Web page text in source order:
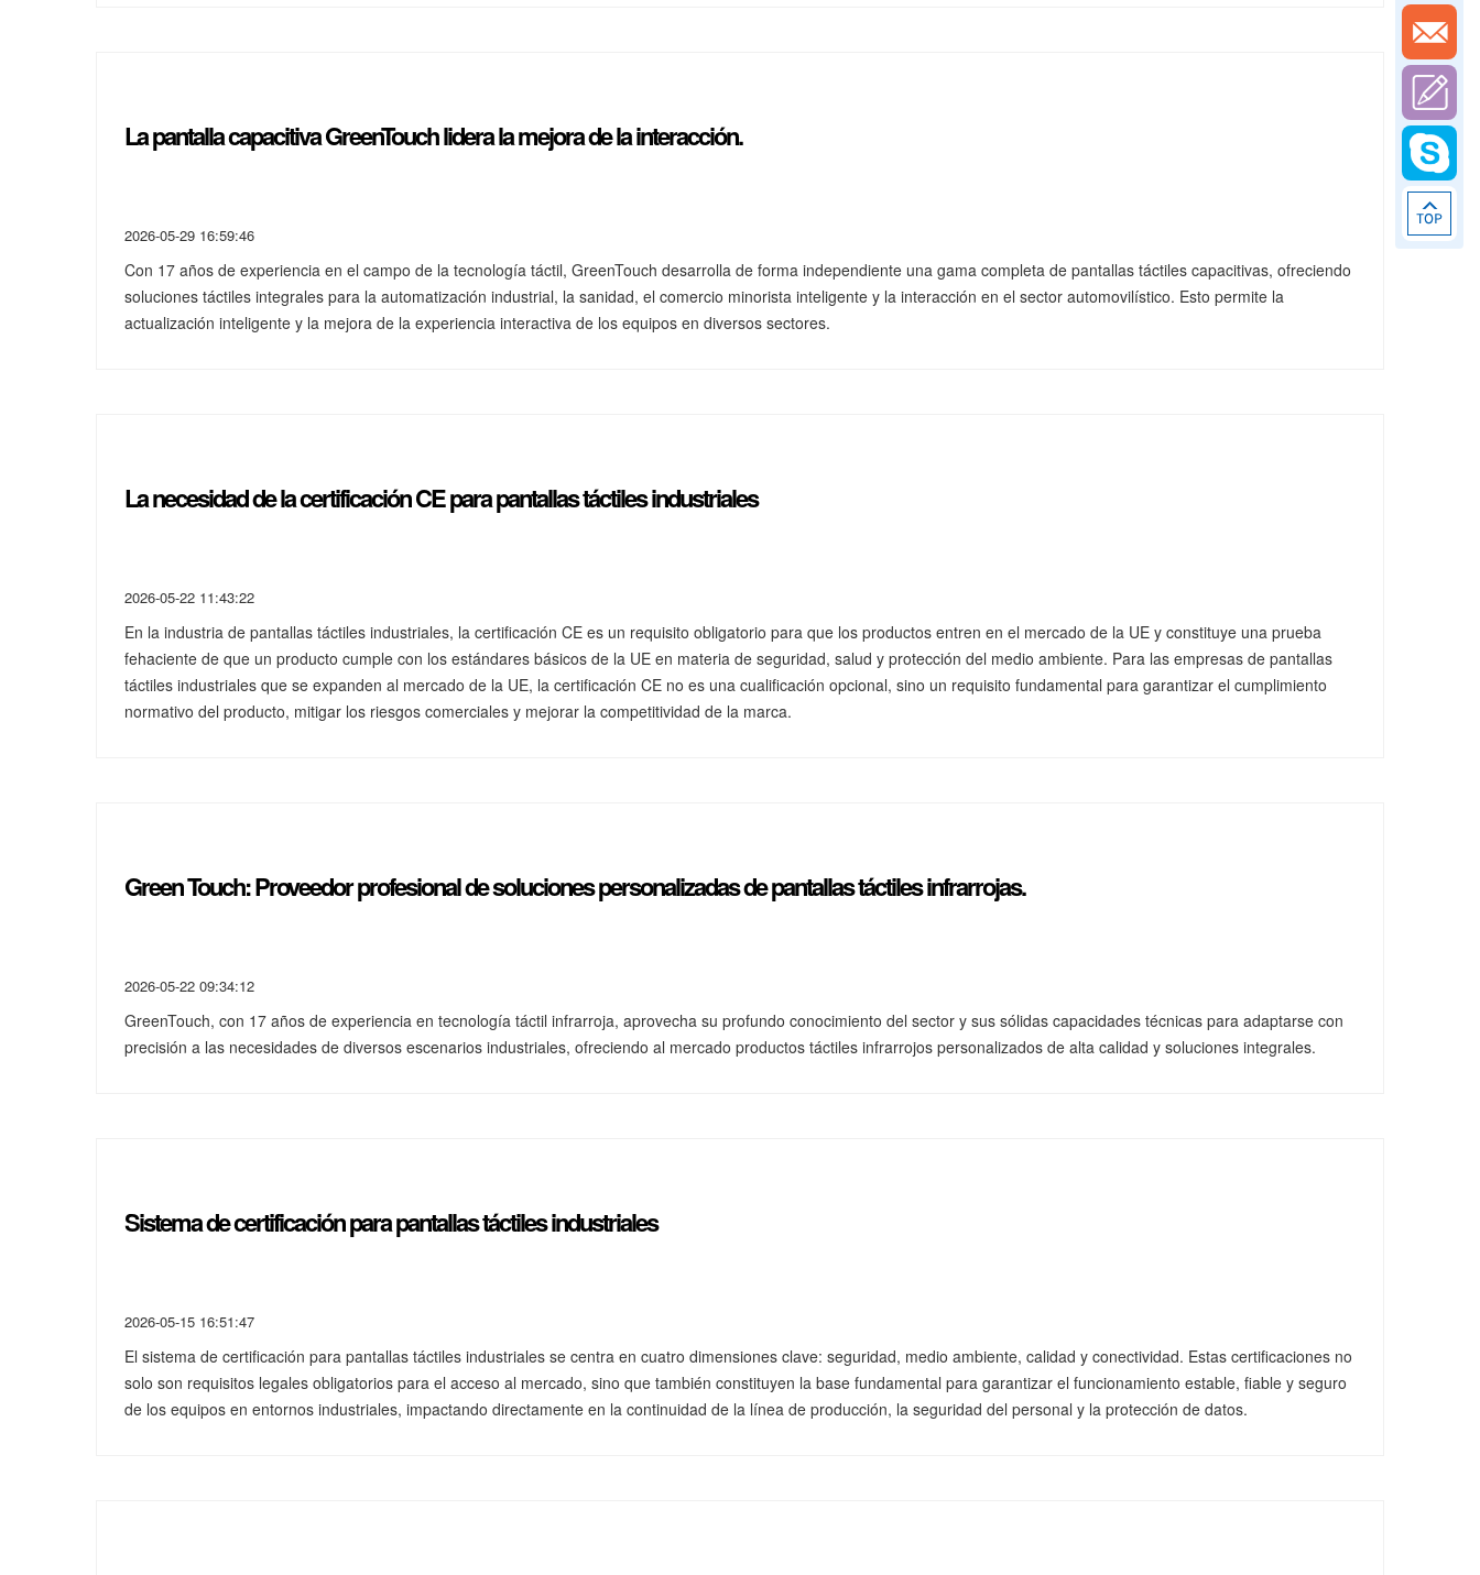
La pantalla capacitiva GreenTouch lidera la mejora de la interacción.
2026-05-29 16:59:46
Con 17 años de experiencia en el campo de la tecnología táctil, GreenTouch desarrolla de forma independiente una gama completa de pantallas táctiles capacitivas, ofreciendo
soluciones táctiles integrales para la automatización industrial, la sanidad, el comercio minorista inteligente y la interacción en el sector automovilístico. Esto permite la
actualización inteligente y la mejora de la experiencia interactiva de los equipos en diversos sectores.
La necesidad de la certificación CE para pantallas táctiles industriales
2026-05-22 11:43:22
En la industria de pantallas táctiles industriales, la certificación CE es un requisito obligatorio para que los productos entren en el mercado de la UE y constituye una prueba
fehaciente de que un producto cumple con los estándares básicos de la UE en materia de seguridad, salud y protección del medio ambiente. Para las empresas de pantallas
táctiles industriales que se expanden al mercado de la UE, la certificación CE no es una cualificación opcional, sino un requisito fundamental para garantizar el cumplimiento
normativo del producto, mitigar los riesgos comerciales y mejorar la competitividad de la marca.
Green Touch: Proveedor profesional de soluciones personalizadas de pantallas táctiles infrarrojas.
2026-05-22 09:34:12
GreenTouch, con 17 años de experiencia en tecnología táctil infrarroja, aprovecha su profundo conocimiento del sector y sus sólidas capacidades técnicas para adaptarse con
precisión a las necesidades de diversos escenarios industriales, ofreciendo al mercado productos táctiles infrarrojos personalizados de alta calidad y soluciones integrales.
Sistema de certificación para pantallas táctiles industriales
2026-05-15 16:51:47
El sistema de certificación para pantallas táctiles industriales se centra en cuatro dimensiones clave: seguridad, medio ambiente, calidad y conectividad. Estas certificaciones no
solo son requisitos legales obligatorios para el acceso al mercado, sino que también constituyen la base fundamental para garantizar el funcionamiento estable, fiable y seguro
de los equipos en entornos industriales, impactando directamente en la continuidad de la línea de producción, la seguridad del personal y la protección de datos.